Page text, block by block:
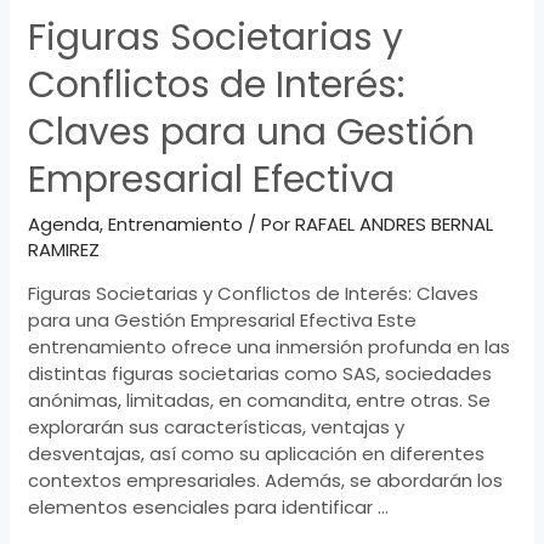
Figuras Societarias y
Conflictos de Interés:
Claves para una Gestión
Empresarial Efectiva
Agenda,Entrenamiento / PorRAFAEL ANDRES BERNAL
RAMIREZ
Figuras Societarias y Conflictos de Interés: Claves
para una Gestión Empresarial Efectiva Este
entrenamiento ofrece una inmersión profunda en las
distintas figuras societarias como SAS, sociedades
anónimas, limitadas, en comandita, entre otras. Se
explorarán sus características, ventajas y
desventajas, así como su aplicación en diferentes
contextos empresariales. Además, se abordarán los
elementos esenciales para identificar …